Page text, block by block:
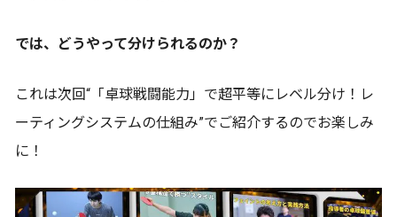
では、どうやって分けられるのか？
これは次回“「卓球戦闘能力」で超平等にレベル分け！レ
ーティングシステムの仕組み”でご紹介するのでお楽しみ
に！